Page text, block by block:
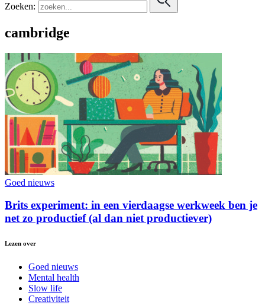
Zoeken:
cambridge
Goed nieuws
Brits experiment: in een vierdaagse werkweek ben je
net zo productief (al dan niet productiever)
Lezen over
Goed nieuws
Mental health
Slow life
Creativiteit